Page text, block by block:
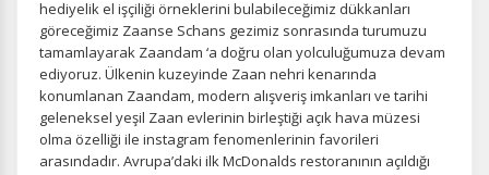
hediyelik el işçiliği örneklerini bulabileceğimiz dükkanları
göreceğimiz Zaanse Schans gezimiz sonrasında turumuzu
tamamlayarak Zaandam ‘a doğru olan yolculuğumuza devam
ediyoruz. Ülkenin kuzeyinde Zaan nehri kenarında
konumlanan Zaandam, modern alışveriş imkanları ve tarihi
geleneksel yeşil Zaan evlerinin birleştiği açık hava müzesi
olma özelliği ile instagram fenomenlerinin favorileri
arasındadır. Avrupa’daki ilk McDonalds restoranının açıldığı